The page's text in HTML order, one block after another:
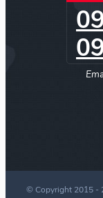
© Copyright 2015 -